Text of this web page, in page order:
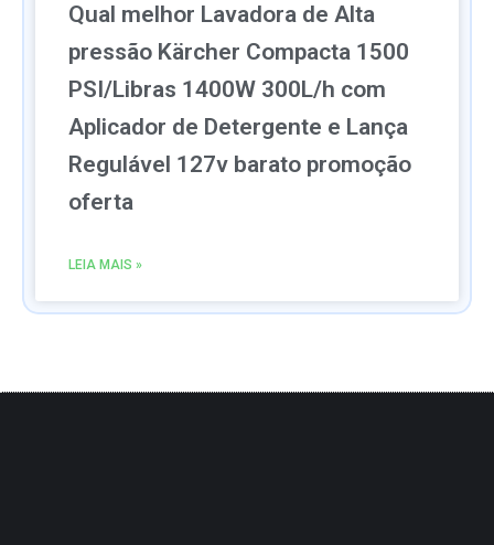
Qual melhor Lavadora de Alta
pressão Kärcher Compacta 1500
PSI/Libras 1400W 300L/h com
Aplicador de Detergente e Lança
Regulável 127v barato promoção
oferta
LEIA MAIS »